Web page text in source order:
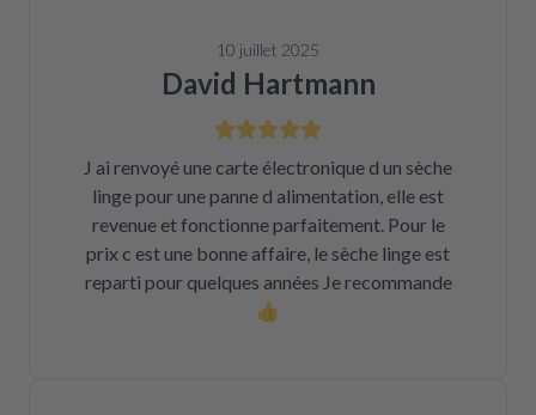
10 juillet 2025
David Hartmann
J ai renvoyé une carte électronique d un sèche
linge pour une panne d alimentation, elle est
revenue et fonctionne parfaitement. Pour le
prix c est une bonne affaire, le sèche linge est
reparti pour quelques années Je recommande
👍